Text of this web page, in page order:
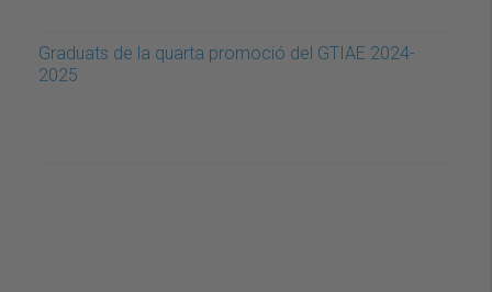
Graduats de la quarta promoció del GTIAE 2024-
2025